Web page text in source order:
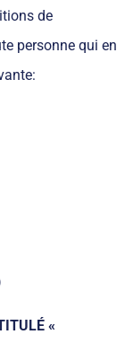
de
personne qui en
«